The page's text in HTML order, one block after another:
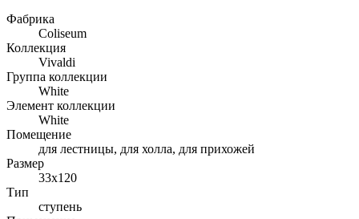
Фабрика
Coliseum
Коллекция
Vivaldi
Группа коллекции
White
Элемент коллекции
White
Помещение
для лестницы, для холла, для прихожей
Размер
33x120
Тип
ступень